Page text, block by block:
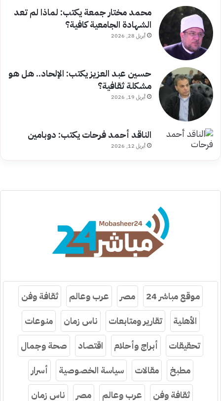
محمد مختار جمعة يكتب: لماذا لم تعد
الشهادة الجامعية كافية؟
أبريل 28, 2026
حسين عبد العزيز يكتب: الإلحاد.. هل هو
مشكلة ثقافية؟
أبريل 19, 2026
الناقد أحمد فرحات يكتب: دوبامين
أبريل 12, 2026
موقع مباشر 24 مصر عرب وعالم
ثقافة وفن
الأهلية
تقارير ومتابعات ناس زمان
منوعات
تحقيقات
أبراج وأحلام اقتصاد
صحة وجمال
مطبخ
مقالات سياسة الخصوصية
أسرار
ثقافة وفن
عرب وعالم مصر ناس زمان